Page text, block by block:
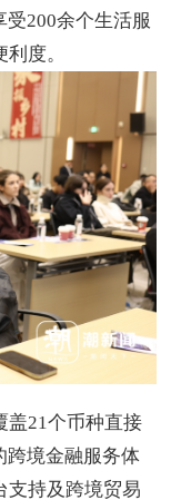
200余个生活服
度。
21个币种直接
跨境金融服务体
支持及跨境贸易